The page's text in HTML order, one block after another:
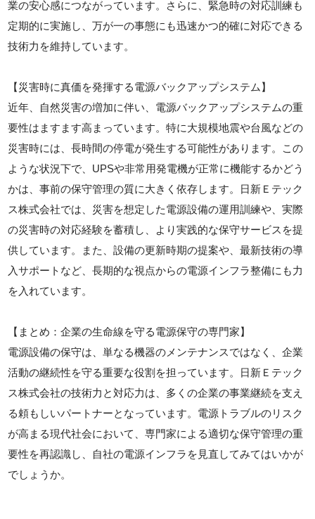
業の安心感につながっています。さらに、緊急時の対応訓練も
定期的に実施し、万が一の事態にも迅速かつ的確に対応できる
技術力を維持しています。
【災害時に真価を発揮する電源バックアップシステム】
近年、自然災害の増加に伴い、電源バックアップシステムの重
要性はますます高まっています。特に大規模地震や台風などの
災害時には、長時間の停電が発生する可能性があります。この
ような状況下で、UPSや非常用発電機が正常に機能するかどう
かは、事前の保守管理の質に大きく依存します。日新Ｅテック
ス株式会社では、災害を想定した電源設備の運用訓練や、実際
の災害時の対応経験を蓄積し、より実践的な保守サービスを提
供しています。また、設備の更新時期の提案や、最新技術の導
入サポートなど、長期的な視点からの電源インフラ整備にも力
を入れています。
【まとめ：企業の生命線を守る電源保守の専門家】
電源設備の保守は、単なる機器のメンテナンスではなく、企業
活動の継続性を守る重要な役割を担っています。日新Ｅテック
ス株式会社の技術力と対応力は、多くの企業の事業継続を支え
る頼もしいパートナーとなっています。電源トラブルのリスク
が高まる現代社会において、専門家による適切な保守管理の重
要性を再認識し、自社の電源インフラを見直してみてはいかが
でしょうか。